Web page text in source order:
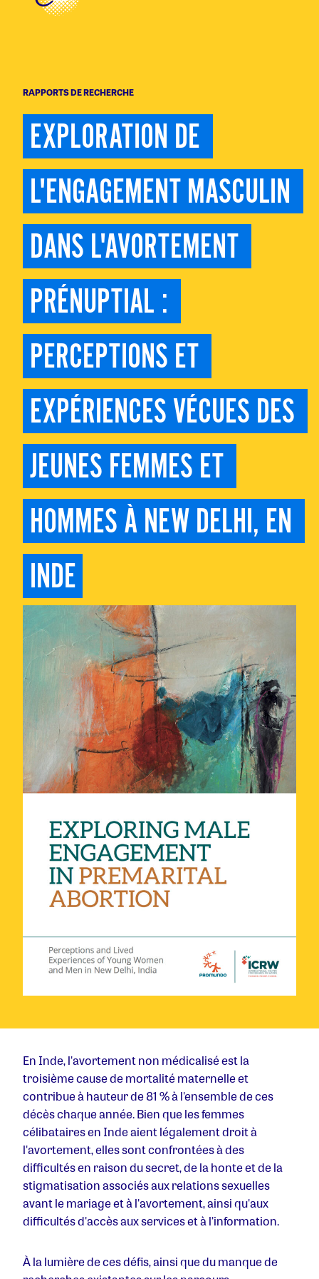
RAPPORTS DE RECHERCHE
EXPLORATION DE
L'ENGAGEMENT MASCULIN
DANS L'AVORTEMENT
PRÉNUPTIAL :
PERCEPTIONS ET
EXPÉRIENCES VÉCUES DES
JEUNES FEMMES ET
HOMMES À NEW DELHI, EN
INDE
En Inde, l'avortement non médicalisé est la
troisième cause de mortalité maternelle et
contribue à hauteur de 81 % à l'ensemble de ces
décès chaque année. Bien que les femmes
célibataires en Inde aient légalement droit à
l'avortement, elles sont confrontées à des
difficultés en raison du secret, de la honte et de la
stigmatisation associés aux relations sexuelles
avant le mariage et à l'avortement, ainsi qu'aux
difficultés d'accès aux services et à l'information.
À la lumière de ces défis, ainsi que du manque de